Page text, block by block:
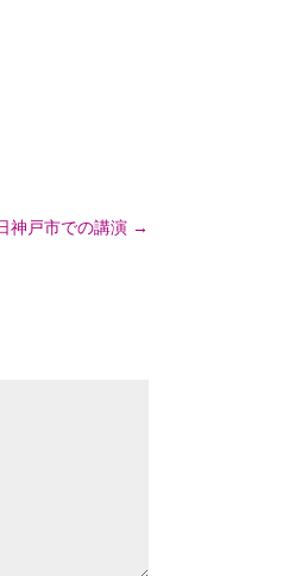
神戸市での講演→